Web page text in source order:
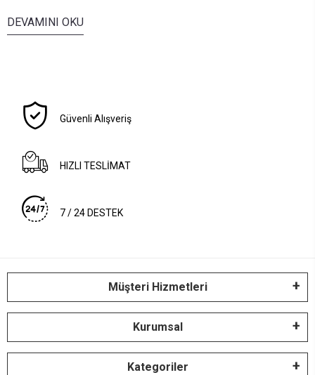
DEVAMINI OKU
Güvenli Alışveriş
HIZLI TESLİMAT
7 / 24 DESTEK
Müşteri Hizmetleri
Kurumsal
Kategoriler